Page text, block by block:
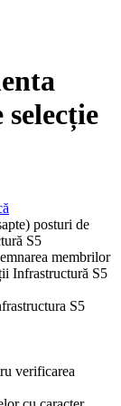
posturi de
S5
membrilor
Infrastructură S5
S5
verificarea